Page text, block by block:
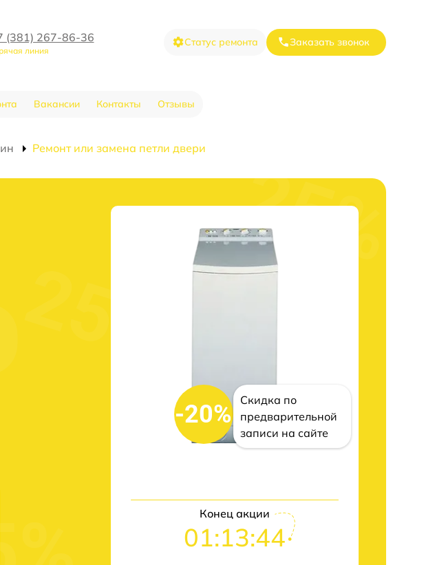
(381) 267-86-36
линия
Статус ремонта Заказать звонок
Вакансии Контакты Отзывы
Ремонт или замена петли двери
-20%
Скидка по
предварительной
записи на сайте
Конец акции
01:13:43